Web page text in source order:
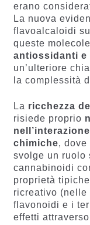
erano
La nuova
flavoalcaloidi
queste
antiossidanti e
un’ulteriore
la complessità
La ricchezza
risiede proprio
chimiche, dove
svolge un ruolo
cannabinoidi
proprietà
ricreativo (nelle
flavonoidi e i
effetti